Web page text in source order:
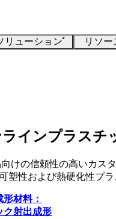
リューション リソー
インプラスチ
けの信頼性の高いカス
塑性および熱硬化性プ
材料：
ク射出成形